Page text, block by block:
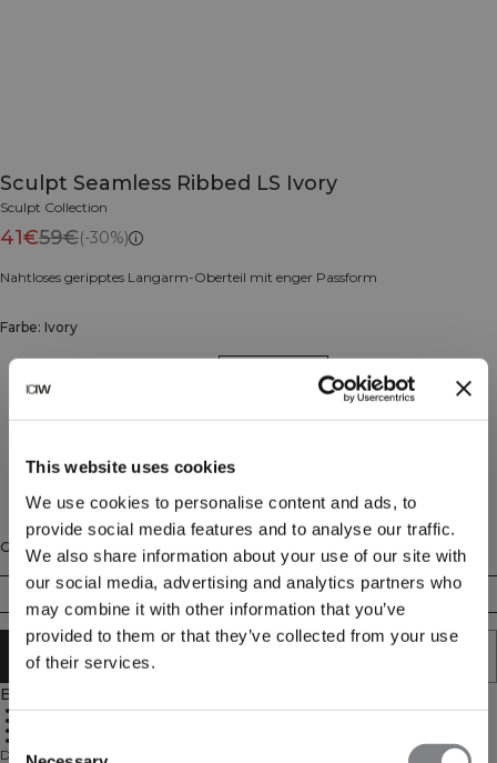
This website uses cookies
We use cookies to personalise content and ads, to
provide social media features and to analyse our traffic.
We also share information about your use of our site with
our social media, advertising and analytics partners who
may combine it with other information that you’ve
provided to them or that they’ve collected from your use
of their services.
Consent
Sculpt Seamless Ribbed LS Ivory
Sculpt Collection
41€59€(-30%)
Nahtloses geripptes Langarm-Oberteil mit enger Passform
Farbe: Ivory
Größe
XS S M L XL XXL
IN DEN WARENKORB LEGEN
Beschreibung
92% Polyamid, 8% Elastan
Das Sculpt Seamless Ribbed LS vereint Stil und Funktion in einem leichten,